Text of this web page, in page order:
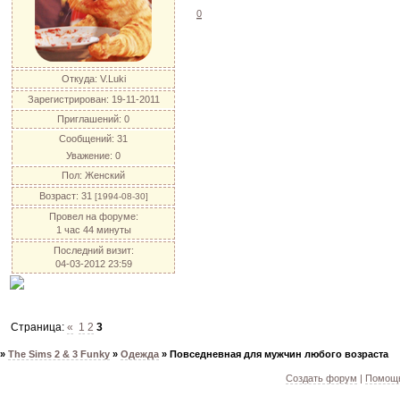
Откуда: V.Luki
Зарегистрирован: 19-11-2011
Приглашений: 0
Сообщений: 31
Уважение: 0
Пол: Женский
Возраст: 31 [1994-08-30]
Провел на форуме:
1 час 44 минуты
Последний визит:
04-03-2012 23:59
0
Страница:« 1 2 3
» The Sims 2 & 3 Funky » Одежда » Повседневная для мужчин любого возраста
Создать форум